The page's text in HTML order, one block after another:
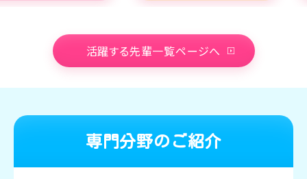
活躍する先輩一覧ページへ
専門分野のご紹介